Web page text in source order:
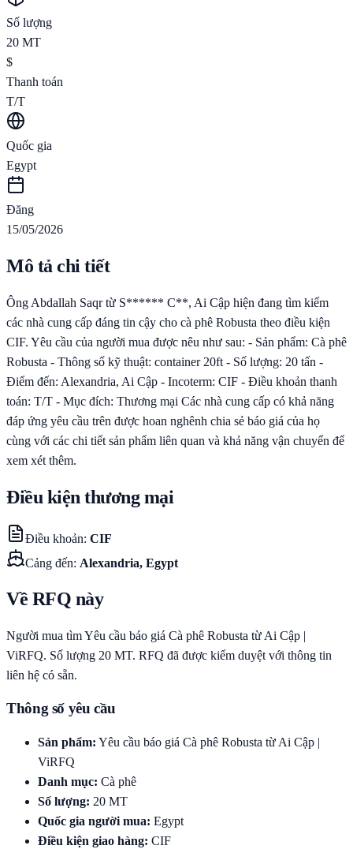
Số lượng
20 MT
$
Thanh toán
T/T
Quốc gia
Egypt
Đăng
15/05/2026
Mô tả chi tiết
Ông Abdallah Saqr từ S****** C**, Ai Cập hiện đang tìm kiếm
các nhà cung cấp đáng tin cậy cho cà phê Robusta theo điều kiện
CIF. Yêu cầu của người mua được nêu như sau: - Sản phẩm: Cà phê
Robusta - Thông số kỹ thuật: container 20ft - Số lượng: 20 tấn -
Điểm đến: Alexandria, Ai Cập - Incoterm: CIF - Điều khoản thanh
toán: T/T - Mục đích: Thương mại Các nhà cung cấp có khả năng
đáp ứng yêu cầu trên được hoan nghênh chia sẻ báo giá của họ
cùng với các chi tiết sản phẩm liên quan và khả năng vận chuyển để
xem xét thêm.
Điều kiện thương mại
Điều khoản: CIF
Cảng đến: Alexandria, Egypt
Về RFQ này
Người mua tìm Yêu cầu báo giá Cà phê Robusta từ Ai Cập |
ViRFQ. Số lượng 20 MT. RFQ đã được kiểm duyệt với thông tin
liên hệ có sẵn.
Thông số yêu cầu
Sản phẩm: Yêu cầu báo giá Cà phê Robusta từ Ai Cập |
ViRFQ
Danh mục: Cà phê
Số lượng: 20 MT
Quốc gia người mua: Egypt
Điều kiện giao hàng: CIF